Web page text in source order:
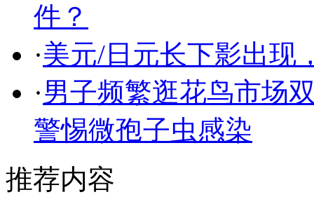
件？
·美元/日元长下影出现
·男子频繁逛花鸟市场
警惕微孢子虫感染
推荐内容